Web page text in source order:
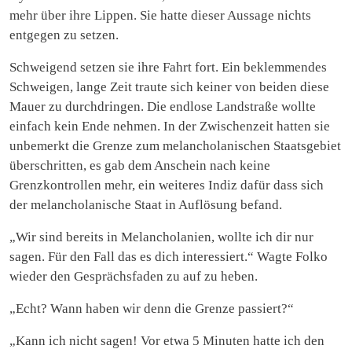
mehr über ihre Lippen. Sie hatte dieser Aussage nichts
entgegen zu setzen.
Schweigend setzen sie ihre Fahrt fort. Ein beklemmendes
Schweigen, lange Zeit traute sich keiner von beiden diese
Mauer zu durchdringen. Die endlose Landstraße wollte
einfach kein Ende nehmen. In der Zwischenzeit hatten sie
unbemerkt die Grenze zum melancholanischen Staatsgebiet
überschritten, es gab dem Anschein nach keine
Grenzkontrollen mehr, ein weiteres Indiz dafür dass sich
der melancholanische Staat in Auflösung befand.
„Wir sind bereits in Melancholanien, wollte ich dir nur
sagen. Für den Fall das es dich interessiert.“ Wagte Folko
wieder den Gesprächsfaden zu auf zu heben.
„Echt? Wann haben wir denn die Grenze passiert?“
„Kann ich nicht sagen! Vor etwa 5 Minuten hatte ich den